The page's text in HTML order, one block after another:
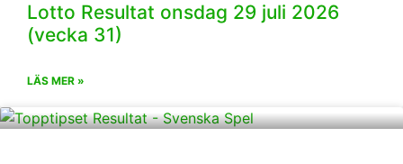
Lotto Resultat onsdag 29 juli 2026
(vecka 31)
LÄS MER »